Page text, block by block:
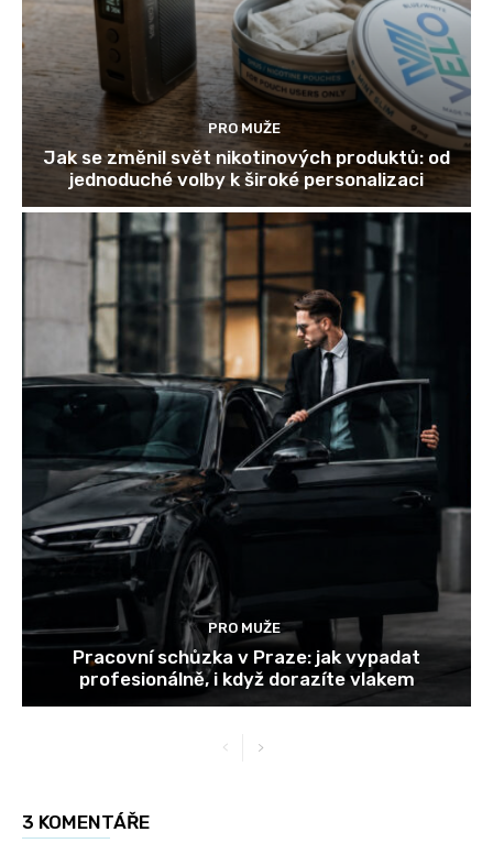
PRO MUŽE
Jak se změnil svět nikotinových produktů: od
jednoduché volby k široké personalizaci
PRO MUŽE
Pracovní schůzka v Praze: jak vypadat
profesionálně, i když dorazíte vlakem
3 KOMENTÁŘE